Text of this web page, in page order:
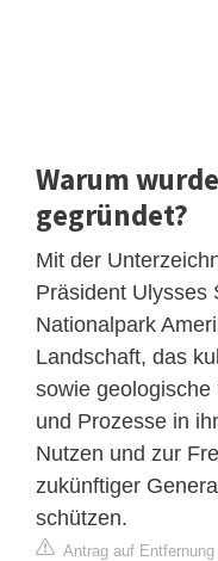
Warum
gegründet?
Mit der
Präsident Ulysses
Nationalpark
Landschaft, das
sowie
und Prozesse in
Nutzen und zur
zukünftiger
schützen.
Antrag auf